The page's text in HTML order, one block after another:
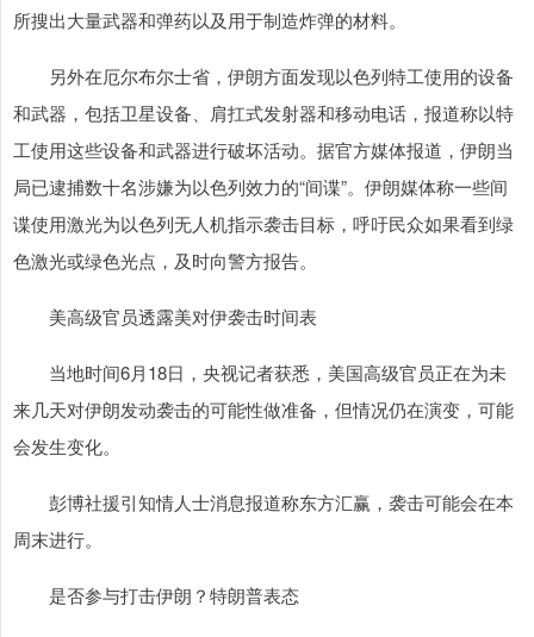
所搜出大量武器和弹药以及用于制造炸弹的材料。
另外在厄尔布尔士省，伊朗方面发现以色列特工使用的设备
和武器，包括卫星设备、肩扛式发射器和移动电话，报道称以特
工使用这些设备和武器进行破坏活动。据官方媒体报道，伊朗当
局已逮捕数十名涉嫌为以色列效力的“间谍”。伊朗媒体称一些间
谍使用激光为以色列无人机指示袭击目标，呼吁民众如果看到绿
色激光或绿色光点，及时向警方报告。
美高级官员透露美对伊袭击时间表
当地时间6月18日，央视记者获悉，美国高级官员正在为未
来几天对伊朗发动袭击的可能性做准备，但情况仍在演变，可能
会发生变化。
彭博社援引知情人士消息报道称东方汇赢，袭击可能会在本
周末进行。
是否参与打击伊朗？特朗普表态